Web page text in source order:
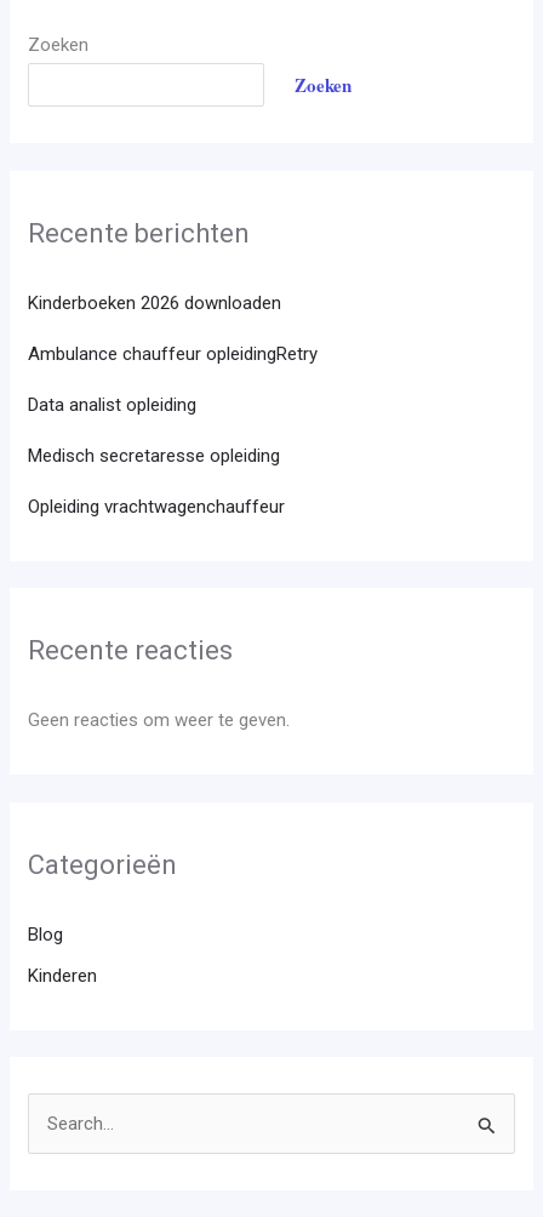
Zoeken
Zoeken
Recente berichten
Kinderboeken 2026 downloaden
Ambulance chauffeur opleidingRetry
Data analist opleiding
Medisch secretaresse opleiding
Opleiding vrachtwagenchauffeur
Recente reacties
Geen reacties om weer te geven.
Categorieën
Blog
Kinderen